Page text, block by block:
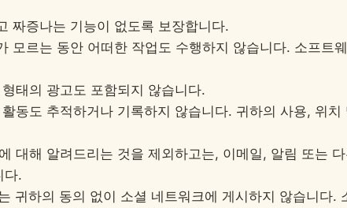
짜증나는 기능이 없도록 보장합니다.
모르는 동안 어떠한 작업도 수행하지 않습니다. 소프트
태의 광고도 포함되지 않습니다.
동도 추적하거나 기록하지 않습니다. 귀하의 사용, 위
대해 알려드리는 것을 제외하고는, 이메일, 알림 또는
다.
귀하의 동의 없이 소셜 네트워크에 게시하지 않습니다.